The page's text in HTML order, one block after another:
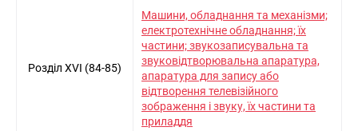
Розділ XVI (84-85)
Машини, обладнання та механiзми;
електротехнiчне обладнання; їх
частини; звукозаписувальна та
звуковiдтворювальна апаратура,
апаратура для запису або
вiдтворення телевiзiйного
зображення i звуку, їх частини та
приладдя